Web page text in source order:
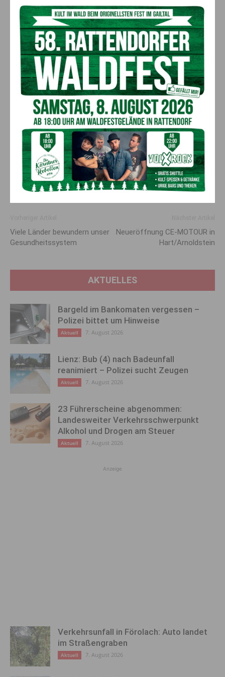
Vorverkauf € 15,–
Abendkassa € 17,–
Vorverkaufsstelle: RAIBA Arnoldstein
NähereInformationen und auch
Videos der
„Probehoppalas“ unter der Homepage:www.theatergruppe-
signal.com-> Aktuell oder auf facebook.com unter
„Theatergruppe Signal“.
Viele Länder bewundern unser
Gesundheitssystem
Neueröffnung CE-MOTOUR in
Hart/Arnoldstein
AKTUELLES
Bargeld im Bankomaten vergessen –
Polizei bittet um Hinweise
Aktuell 7. August 2026
Lienz: Bub (4) nach Badeunfall
reanimiert – Polizei sucht Zeugen
Aktuell 7. August 2026
23 Führerscheine abgenommen:
Landesweiter Verkehrsschwerpunkt
Alkohol und Drogen am Steuer
Aktuell 7. August 2026
Anzeige
Verkehrsunfall in Förolach: Auto landet
im Straßengraben
Aktuell 7. August 2026